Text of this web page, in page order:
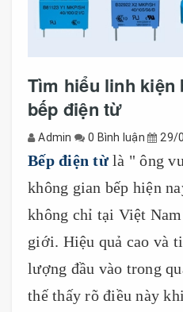
Tìm hiểu linh kiện
bếp điện từ
Admin 0 Bình luận 29/
Bếp điện từlà " ông
không gian bếp hiện
không chỉ tại Việt
giới. Hiệu quả cao và
lượng đầu vào trong
thế thấy rõ điều này